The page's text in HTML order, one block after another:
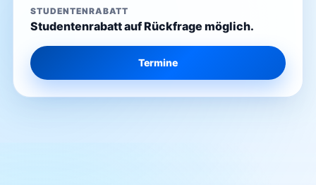
STUDENTENRABATT
Studentenrabatt auf Rückfrage möglich.
Termine